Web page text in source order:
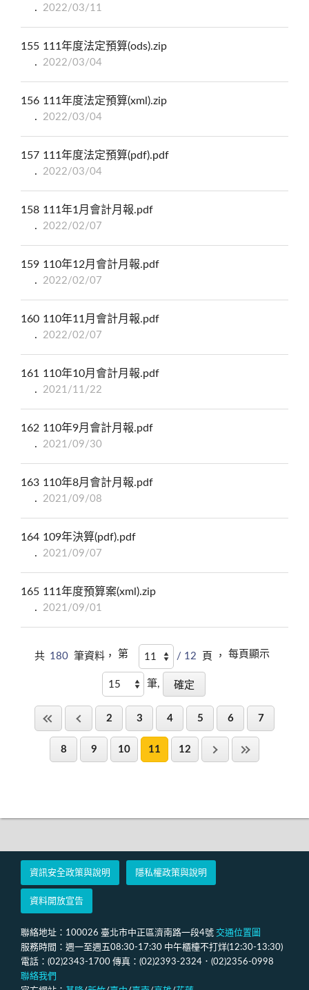
2022/03/11
155 111年度法定預算(ods).zip
2022/03/04
156 111年度法定預算(xml).zip
2022/03/04
157 111年度法定預算(pdf).pdf
2022/03/04
158 111年1月會計月報.pdf
2022/02/07
159 110年12月會計月報.pdf
2022/02/07
160 110年11月會計月報.pdf
2022/02/07
161 110年10月會計月報.pdf
2021/11/22
162 110年9月會計月報.pdf
2021/09/30
163 110年8月會計月報.pdf
2021/09/08
164 109年決算(pdf).pdf
2021/09/07
165 111年度預算案(xml).zip
2021/09/01
共 180 筆資料， 第 / 12 頁 ， 每頁顯示
筆,
2 3 4 5 6 7
8 9 10 11 12
資訊安全政策與說明 隱私權政策與說明
資料開放宣告
聯絡地址：100026 臺北市中正區濟南路一段4號 交通位置圖
服務時間：週一至週五08:30-17:30 中午櫃檯不打烊(12:30-13:30)
電話：(02)2343-1700 傳真：(02)2393-2324．(02)2356-0998
聯絡我們